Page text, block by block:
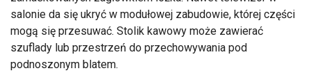
salonie da się ukryć w modułowej zabudowie, której części
mogą się przesuwać. Stolik kawowy może zawierać
szuflady lub przestrzeń do przechowywania pod
podnoszonym blatem.